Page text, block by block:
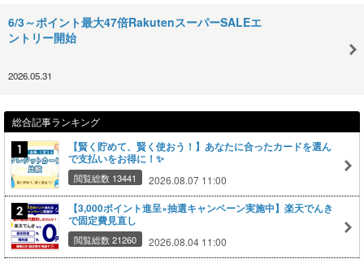
6/3～ポイント最大47倍RakutenスーパーSALEエ
ントリー開始
2026.05.31
総合記事ランキング
【賢く貯めて、賢く使おう！】あなたに合ったカードを選ん
で支払いをお得に！✨
閲覧総数 13441 2026.08.07 11:00
【3,000ポイント進呈×抽選キャンペーン実施中】楽天でんき
で固定費見直し
閲覧総数 21260 2026.08.04 11:00